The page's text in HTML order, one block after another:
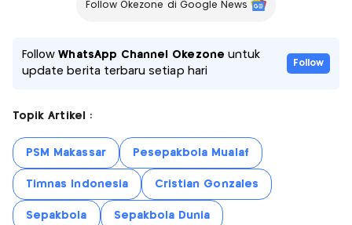
Follow Okezone di Google News
FollowWhatsApp Channel Okezone untuk
update berita terbaru setiap hari
Follow
Topik Artikel :
PSM Makassar Pesepakbola Mualaf
Timnas Indonesia Cristian Gonzales
Sepakbola Sepakbola Dunia